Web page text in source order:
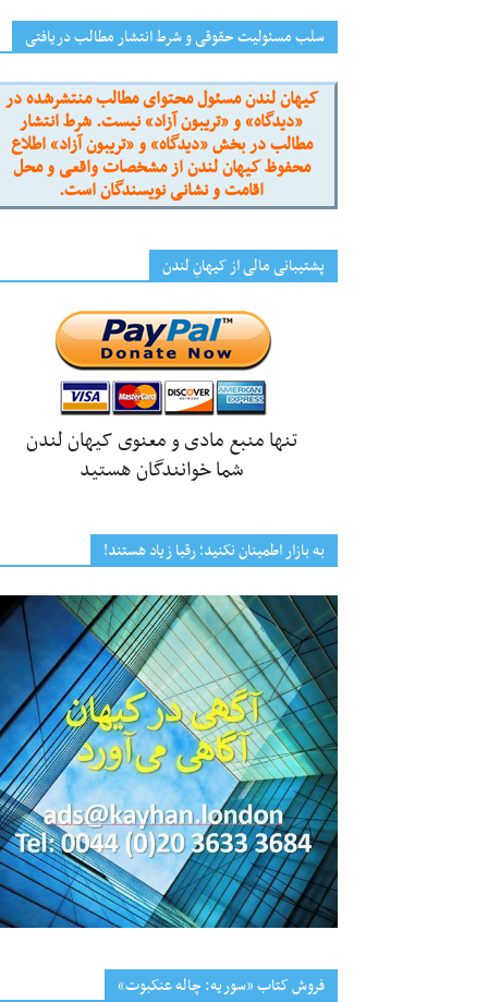
سلب مسئولیت حقوقی و شرط انتشار مطالب دریافتی
کیهان لندن مسئول محتوای مطالب منتشرشده در
«دیدگاه» و «تریبون آزاد» نیست. شرط انتشار
مطالب در بخش «دیدگاه» و «تریبون آزاد» اطلاع
محفوظ کیهان لندن از مشخصات واقعی و محل
اقامت و نشانی نویسندگان است.
پشتیبانی مالی از کیهانِ لندن
تنها منبع مادی و معنوی کیهان لندن
شما خوانندگان هستید
به بازار اطمینان نکنید؛ رقبا زیاد هستند!
فروش کتاب «سوریه: چاله عنکبوت»